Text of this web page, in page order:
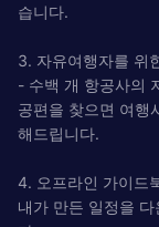
습니다.
3. 자유여행자를 위
- 수백 개 항공사의
공편을 찾으면 여행
해드립니다.
4. 오프라인 가이드
내가 만든 일정을